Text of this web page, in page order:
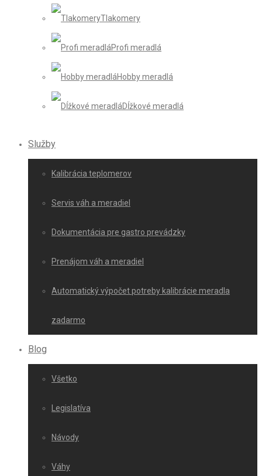
Tlakomery
Profi meradlá
Hobby meradlá
Dĺžkové meradlá
Služby
Kalibrácia teplomerov
Servis váh a meradiel
Dokumentácia pre gastro prevádzky
Prenájom váh a meradiel
Automatický výpočet potreby kalibrácie meradla
zadarmo
Blog
Všetko
Legislatíva
Návody
Váhy